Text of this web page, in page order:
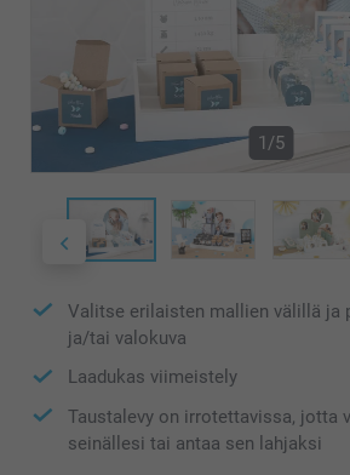
1/5
Valitse erilaisten mallien välillä ja
ja/tai valokuva
Laadukas viimeistely
Taustalevy on irrotettavissa, jotta
seinällesi tai antaa sen lahjaksi